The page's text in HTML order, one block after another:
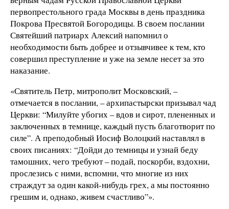
первопрестольного града Москвы в день праздника
Покрова Пресвятой Богородицы. В своем послании
Святейший патриарх Алексий напомнил о
необходимости быть добрее и отзывчивее к тем, кто
совершил преступление и уже на земле несет за это
наказание.
«Святитель Петр, митрополит Московский, –
отмечается в послании, – архипастырски призывал чад
Церкви: “Милуйте убогих – вдов и сирот, плененных и
заключенных в темнице, каждый пусть благотворит по
силе”. А преподобный Иосиф Волоцкий наставлял в
своих писаниях: “Дойди до темницы и узнай беду
тамошних, чего требуют – подай, поскорби, вздохни,
прослезись с ними, вспомни, что многие из них
страждут за один какой-нибудь грех, а мы постоянно
грешим и, однако, живем счастливо”».